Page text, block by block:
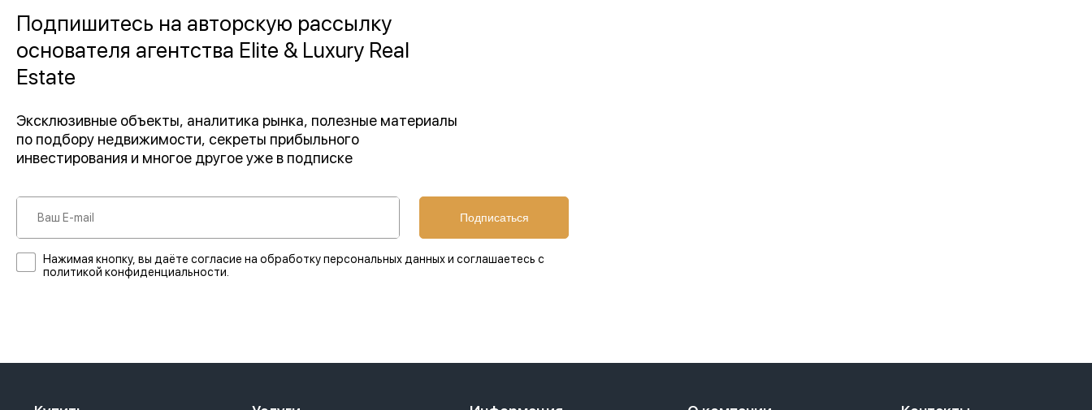
Подпишитесь на авторскую рассылку
основателя агентства Elite & Luxury Real
Estate
Эксклюзивные объекты, аналитика рынка, полезные материалы
по подбору недвижимости, секреты прибыльного
инвестирования и многое другое уже в подписке
Подписаться
Нажимая кнопку, вы даёте согласие на обработку персональных данных и соглашаетесь с
политикой конфиденциальности.